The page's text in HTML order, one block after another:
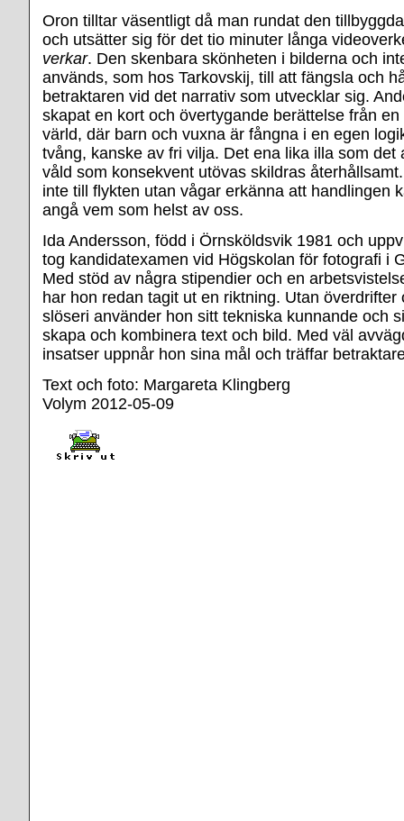
Oron tilltar väsentligt då man rundat den
och utsätter sig för det tio minuter långa
verkar. Den skenbara skönheten i bilderna och
används, som hos Tarkovskij, till att fängsla och
betraktaren vid det narrativ som utvecklar sig.
skapat en kort och övertygande berättelse från
värld, där barn och vuxna är fångna i en egen
tvång, kanske av fri vilja. Det ena lika illa som det
våld som konsekvent utövas skildras
inte till flykten utan vågar erkänna att handlingen
angå vem som helst av oss.
Ida Andersson, född i Örnsköldsvik 1981 och
tog kandidatexamen vid Högskolan för fotografi i
Med stöd av några stipendier och en
har hon redan tagit ut en riktning. Utan överdrifter
slöseri använder hon sitt tekniska kunnande och
skapa och kombinera text och bild. Med väl
insatser uppnår hon sina mål och träffar
Text och foto: Margareta Klingberg
Volym 2012-05-09